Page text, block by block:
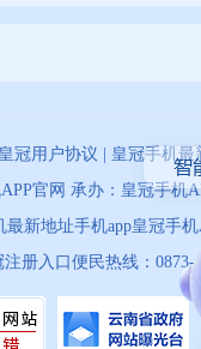
皇冠用户协议
皇冠手机最
官网 承办：皇冠手机
新地址手机app皇冠手
册入口便民热线：0873-